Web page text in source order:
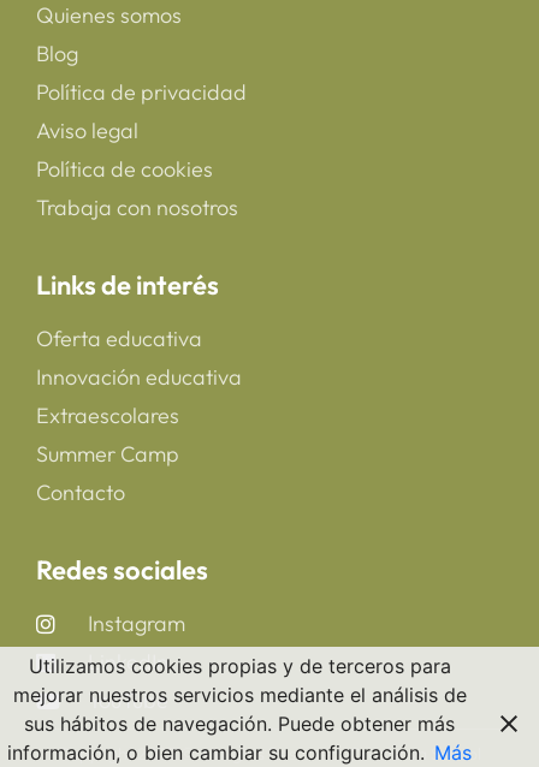
Quienes somos
Blog
Política de privacidad
Aviso legal
Política de cookies
Trabaja con nosotros
Links de interés
Oferta educativa
Innovación educativa
Extraescolares
Summer Camp
Contacto
Redes sociales
Instagram
LinkedIn
YouTube
Copyright 2025 © All rights Reserved. CreaNova School
Utilizamos cookies propias y de terceros para
mejorar nuestros servicios mediante el análisis de
sus hábitos de navegación. Puede obtener más
información, o bien cambiar su configuración. Más